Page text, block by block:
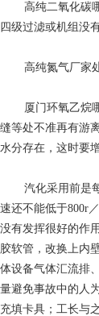
高纯二氧化碳
四级过滤或机组没
高纯氮气厂家
厦门环氧乙烷
缝等处不准再有游
水分存在，这时要
汽化采用前是
速还不能低于800r
没有发挥很好的作
胶软管，改换上内
体设备气体汇流排
量避免事故中的人
充填卡具；工长与